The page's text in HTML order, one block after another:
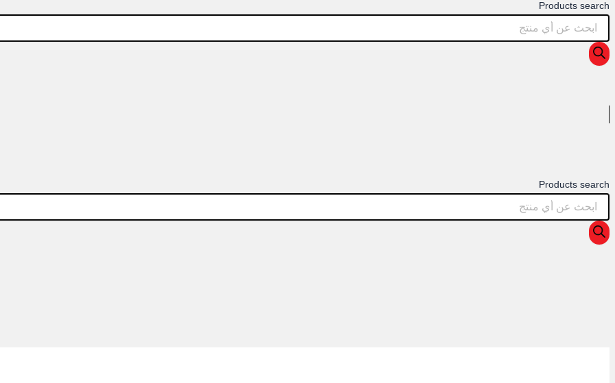
Products search
Products search